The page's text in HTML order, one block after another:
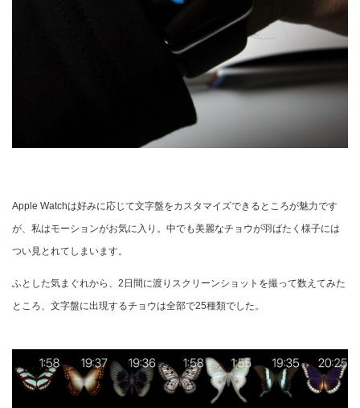
Apple Watchは好みに応じて文字盤をカスタマイズできるところが魅力です
が、私はモーションがお気に入り。中でも美麗なチョウが羽ばたく様子には
つい見とれてしまいます。
ふとした気まぐれから、2日間に渡りスクリーンショットを撮って数えてみた
ところ、文字盤に出現するチョウは全部で25種類でした。